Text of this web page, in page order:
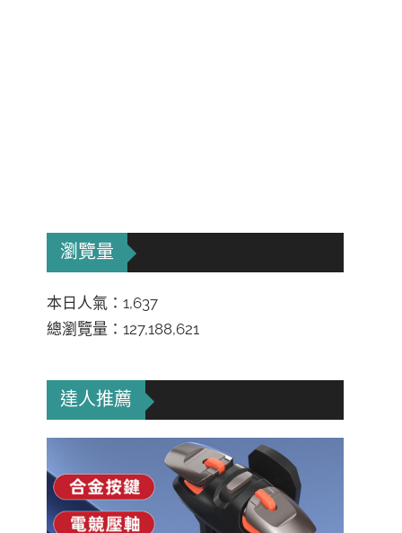
瀏覽量
本日人氣：1,637
總瀏覽量：127,188,621
達人推薦